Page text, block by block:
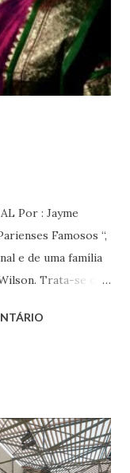
exigir mudanças.
suas vozes
Por : Jayme
Famosos “,
e de uma família
Trata-se da
e professora
neste estilo
danças